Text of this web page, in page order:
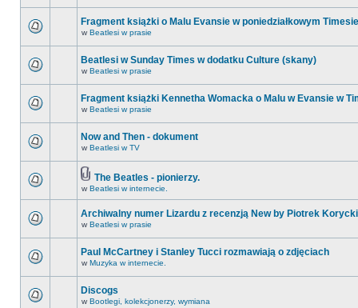
Fragment książki o Malu Evansie w poniedziałkowym Timesie
w Beatlesi w prasie
Beatlesi w Sunday Times w dodatku Culture (skany)
w Beatlesi w prasie
Fragment książki Kennetha Womacka o Malu w Evansie w
w Beatlesi w prasie
Now and Then - dokument
w Beatlesi w TV
The Beatles - pionierzy.
w Beatlesi w internecie.
Archiwalny numer Lizardu z recenzją New by Piotrek Korycki
w Beatlesi w prasie
Paul McCartney i Stanley Tucci rozmawiają o zdjęciach
w Muzyka w internecie.
Discogs
w Bootlegi, kolekcjonerzy, wymiana